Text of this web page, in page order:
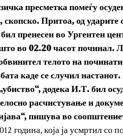
пресметка помеѓу
Притоа, од ударите
пренесен во Ургентен
во 02.20 часот починал.
телото на
каде се случил
додека И.Т. бил
расчистување и
пишува во
година, која ја усмртил со